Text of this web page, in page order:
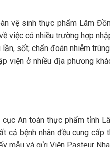
vệ sinh thực phẩm Lâm
việc có nhiều trường hợp
lần, sốt; chẩn đoán nhiễm
viện ở nhiều địa phương
cục An toàn thực phẩm tỉnh
cả bệnh nhân đều cung